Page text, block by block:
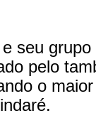
seu
pelo
o